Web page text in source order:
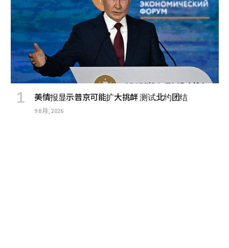
美情报显示普京可能扩大挑衅 测试北约团结
9 8 月, 2026